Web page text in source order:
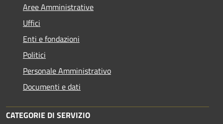
Aree Amministrative
Uffici
Enti e fondazioni
Politici
Personale Amministrativo
Documenti e dati
CATEGORIE DI SERVIZIO